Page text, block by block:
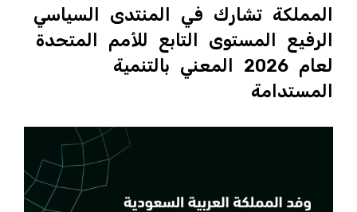
المملكة تشارك في المنتدى السياسي
الرفيع المستوى التابع للأمم المتحدة
لعام 2026 المعني بالتنمية
المستدامة